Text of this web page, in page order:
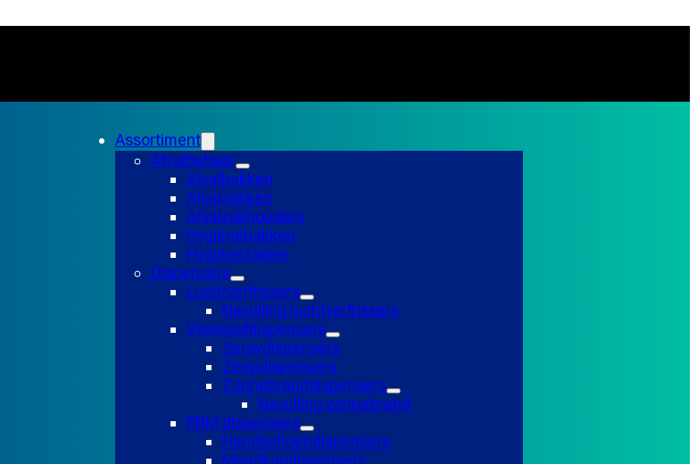
Assortiment
Afvalbeheer
Afvalbakken
Afvalzakken
Afvalzakhouders
Hygiënebakken
Hygiënezakjes
Dispensers
Luchtverfrissers
Navulling luchtverfrissers
Vloeistofdispensers
Spraydispensers
Zeepdispensers
Zonnebranddispensers
Navulling zonnebrand
PBM dispensers
Handschoendispensers
Mondkapdispensers